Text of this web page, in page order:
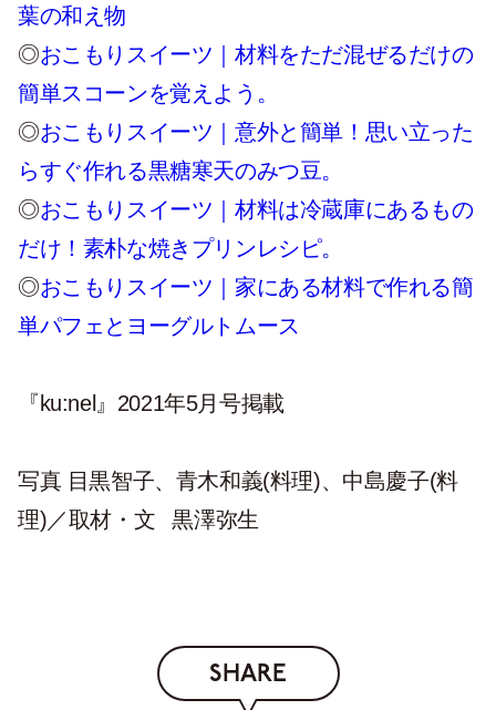
葉の和え物
◎おこもりスイーツ｜材料をただ混ぜるだけの
簡単スコーンを覚えよう。
◎おこもりスイーツ｜意外と簡単！思い立った
らすぐ作れる黒糖寒天のみつ豆。
◎おこもりスイーツ｜材料は冷蔵庫にあるもの
だけ！素朴な焼きプリンレシピ。
◎おこもりスイーツ｜家にある材料で作れる簡
単パフェとヨーグルトムース
『ku:nel』2021年5月号掲載
写真 目黒智子、青木和義(料理)、中島慶子(料
理)／取材・文 黒澤弥生
SHARE